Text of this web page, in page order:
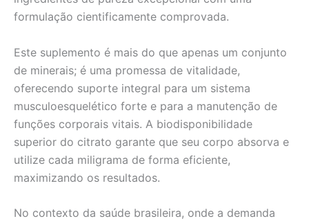
formulação cientificamente comprovada.
Este suplemento é mais do que apenas um conjunto
de minerais; é uma promessa de vitalidade,
oferecendo suporte integral para um sistema
musculoesquelético forte e para a manutenção de
funções corporais vitais. A biodisponibilidade
superior do citrato garante que seu corpo absorva e
utilize cada miligrama de forma eficiente,
maximizando os resultados.
No contexto da saúde brasileira, onde a demanda